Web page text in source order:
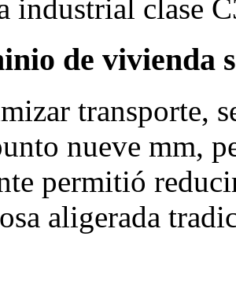
industrial clase
de vivienda
transporte,
nueve mm,
permitió
aligerada